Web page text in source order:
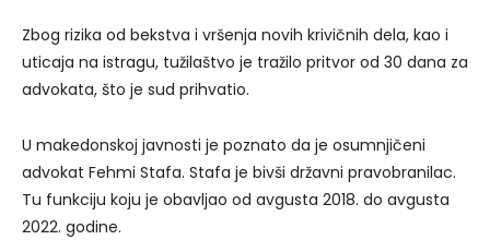
Zbog rizika od bekstva i vršenja novih krivičnih dela, kao i
uticaja na istragu, tužilaštvo je tražilo pritvor od 30 dana za
advokata, što je sud prihvatio.
U makedonskoj javnosti je poznato da je osumnjičeni
advokat Fehmi Stafa. Stafa je bivši državni pravobranilac.
Tu funkciju koju je obavljao od avgusta 2018. do avgusta
2022. godine.